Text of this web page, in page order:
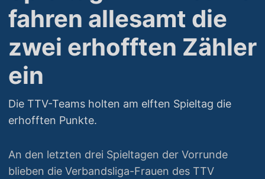
fahren allesamt die
zwei erhofften Zähler
ein
Die TTV-Teams holten am elften Spieltag die
erhofften Punkte.
An den letzten drei Spieltagen der Vorrunde
blieben die Verbandsliga-Frauen des TTV